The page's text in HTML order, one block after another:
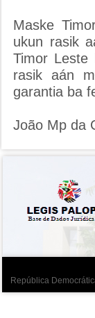
Maske
ukun rasik
Timor Leste
rasik aán
garantia ba
João Mp da
República